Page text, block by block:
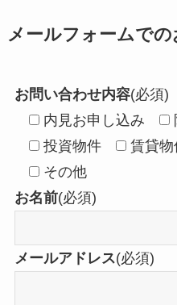
メールフォームで
お問い合わせ内容(必須)
内見お申し込み
投資物件
賃貸物
その他
お名前(必須)
メールアドレス(必須)